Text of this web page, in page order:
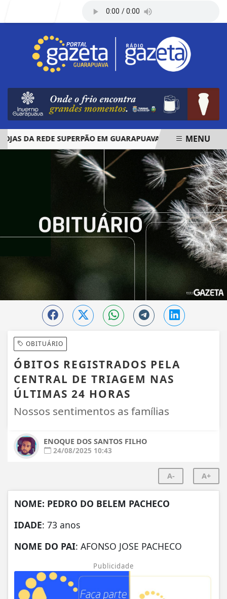
REDE SUPERPÃO EM GUARAPUAVA E PALMAS
EM ALTA
MENU
OBITUÁRIO
ÓBITOS REGISTRADOS PELA
CENTRAL DE TRIAGEM NAS
ÚLTIMAS 24 HORAS
Nossos sentimentos as famílias
ENOQUE DOS SANTOS FILHO
24/08/2025 10:43
A- A+
NOME: PEDRO DO BELEM PACHECO
IDADE: 73 anos
NOME DO PAI: AFONSO JOSE PACHECO
Publicidade